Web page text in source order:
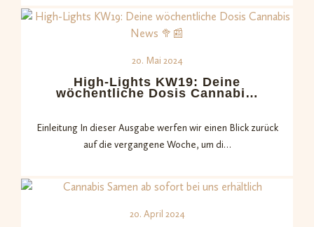
20. Mai 2024
High-Lights KW19: Deine
wöchentliche Dosis Cannabi…
Einleitung In dieser Ausgabe werfen wir einen Blick zurück
auf die vergangene Woche, um di…
20. April 2024